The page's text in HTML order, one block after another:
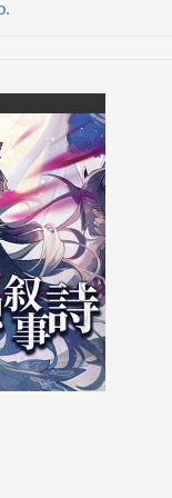
ります。
フィック＆サウンド
鳴らなくなりますの
Ad-Free」も公開中で